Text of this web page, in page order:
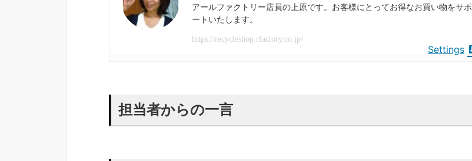
アールファクトリー店員の上原です。お客様にとってお得なお買い物をサポ
ートいたします。
https://recycleshop.rfactory.co.jp/
Settings
担当者からの一言